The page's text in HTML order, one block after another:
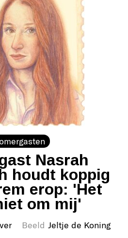
Nasrah
houdt koppig
erop: 'Het
om mij'
Beeld Jeltje de Koning